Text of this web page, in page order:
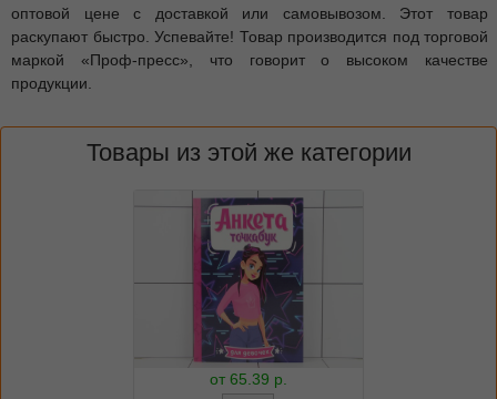
оптовой цене с доставкой или самовывозом. Этот товар
раскупают быстро. Успевайте! Товар производится под торговой
маркой «Проф-пресс», что говорит о высоком качестве
продукции.
Товары из этой же категории
от 65.39 р.